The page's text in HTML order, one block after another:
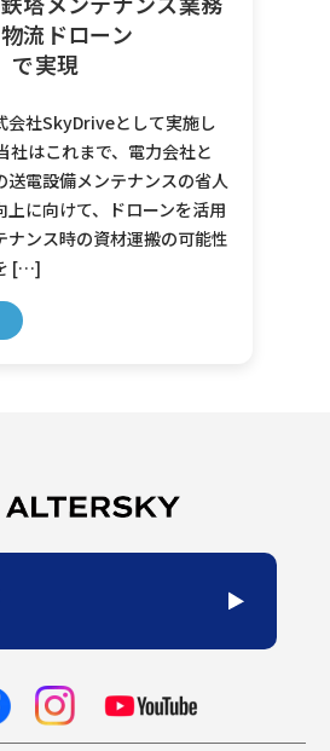
流ドローン
で実現
社SkyDriveとして実施し
社はこれまで、電力会社と
送電設備メンテナンスの省人
上に向けて、ドローンを活用
ナンス時の資材運搬の可能性
[…]